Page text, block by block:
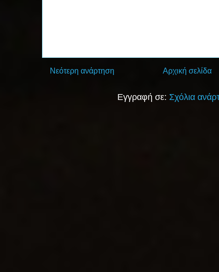
Νεότερη ανάρτηση Αρχική σελίδα
Εγγραφή σε: Σχόλια